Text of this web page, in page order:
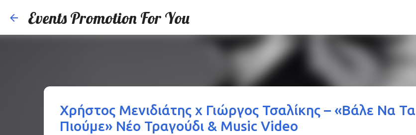
Events Promotion For You
Χρήστος Μενιδιάτης x Γιώργος Τσαλίκης – «Βάλε Να Τα
Πιούμε» Νέο Τραγούδι & Music Video